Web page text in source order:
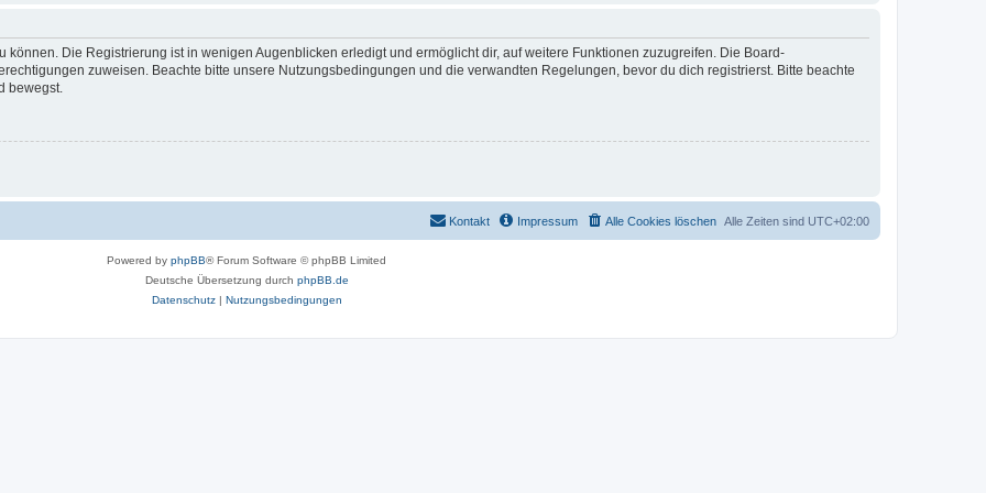
können. Die Registrierung ist in wenigen Augenblicken erledigt und ermöglicht dir, auf weitere Funktionen zuzugreifen. Die Board-
zuweisen. Beachte bitte unsere Nutzungsbedingungen und die verwandten Regelungen, bevor du dich registrierst. Bitte beachte
bewegst.
Alle Zeiten sind UTC+02:00
Alle Cookies löschen
Impressum
Kontakt
Powered by phpBB® Forum Software © phpBB Limited
Deutsche Übersetzung durch phpBB.de
Datenschutz| Nutzungsbedingungen